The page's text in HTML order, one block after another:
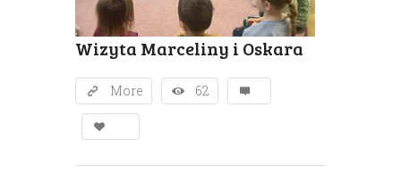
Wizyta Marceliny i Oskara
More 62